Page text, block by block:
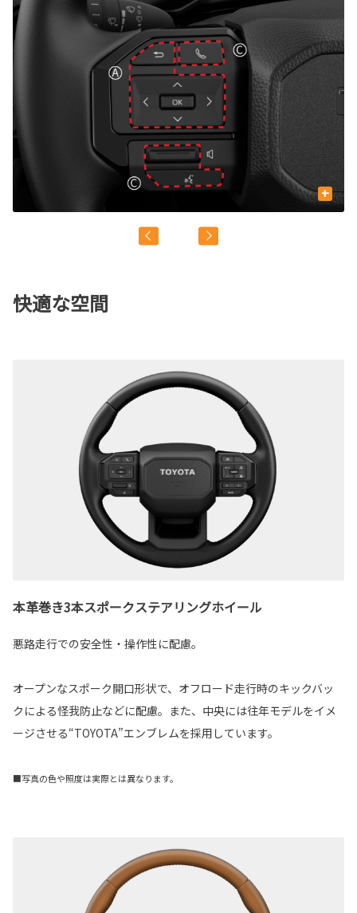
+
快適な空間
本革巻き3本スポークステアリングホイール
悪路走行での安全性・操作性に配慮。
オープンなスポーク開口形状で、オフロード走行時のキックバッ
クによる怪我防止などに配慮。また、中央には往年モデルをイメ
ージさせる“TOYOTA”エンブレムを採用しています。
■写真の色や照度は実際とは異なります。